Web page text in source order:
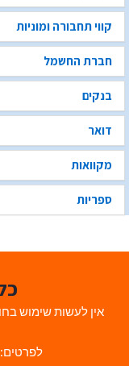
קווי תחבורה ומוניות
חברת החשמל
בנקים
דואר
מקוואות
ספריות
אין לעשות שימוש
לפרטים: Avihai.ZoomAt@gmail.com